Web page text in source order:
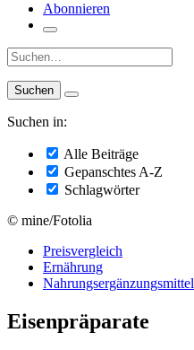
Abonnieren
Suche:
Suchen in:
Alle Beiträge
Gepanschtes A-Z
Schlagwörter
© mine/Fotolia
Preisvergleich
Ernährung
Nahrungsergänzungsmittel
Eisenpräparate